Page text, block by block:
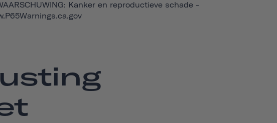
Kanker en reproductieve schade -